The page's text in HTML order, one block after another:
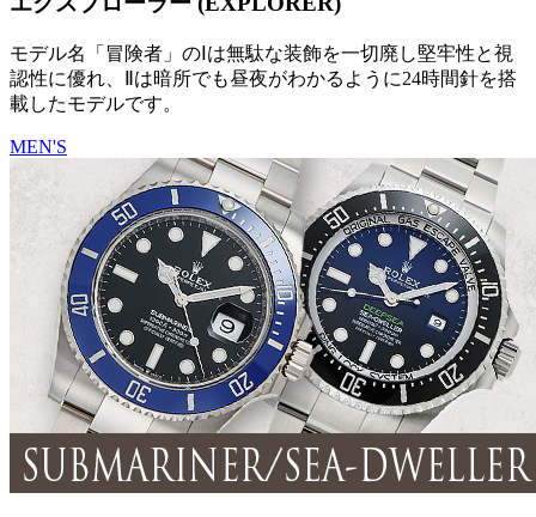
モデル名「冒険者」のⅠは無駄な装飾を一切廃し堅牢性と視
認性に優れ、Ⅱは暗所でも昼夜がわかるように24時間針を搭
載したモデルです。
MEN'S